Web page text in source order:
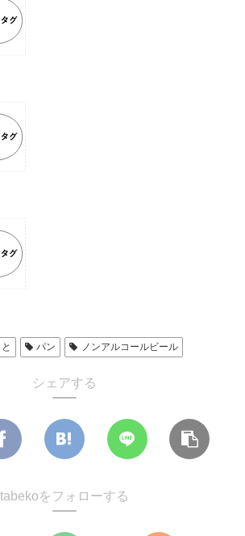
パン ノンアルコールビール
シェアする
tabekoをフォローする